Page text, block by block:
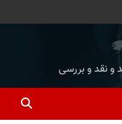
و نقد و بررسی